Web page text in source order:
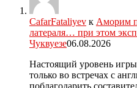
CafarFataliyev к Аморим
латераля… при этом
Чуквуезе06.08.2026
Настоящий уровень
только во встречах с